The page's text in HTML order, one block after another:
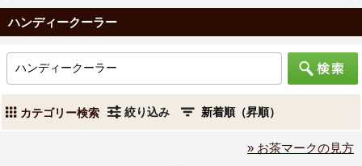
ハンディークーラー
カテゴリー検索 絞り込み
» お茶マークの見方